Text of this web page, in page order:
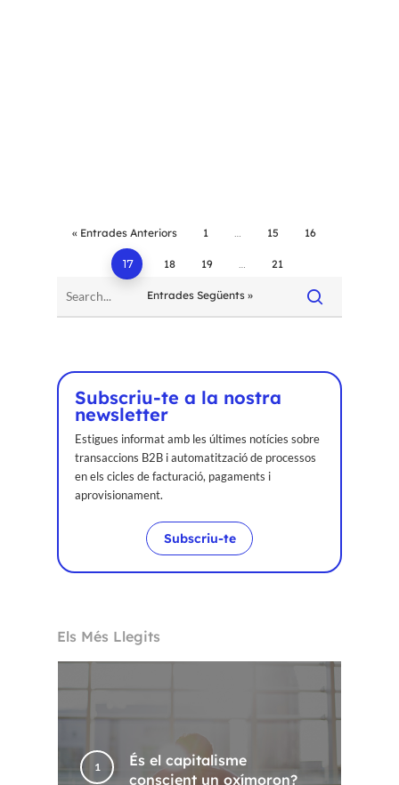
« Entrades Anteriors 1 15 16
17 18 19 21
Entrades Següents »
Subscriu-te a la nostra
newsletter
Estigues informat amb les últimes notícies sobre
transaccions B2B i automatització de processos
en els cicles de facturació, pagaments i
aprovisionament.
Subscriu-te
Els Més Llegits
És el capitalisme
conscient un oxímoron?